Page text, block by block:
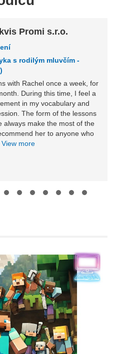
Promi s.r.o.
s rodilým mluvčím -
with Rachel once a week, for
During this time, I feel a
in my vocabulary and
The form of the lessons
always make the most of the
her to anyone who
View more